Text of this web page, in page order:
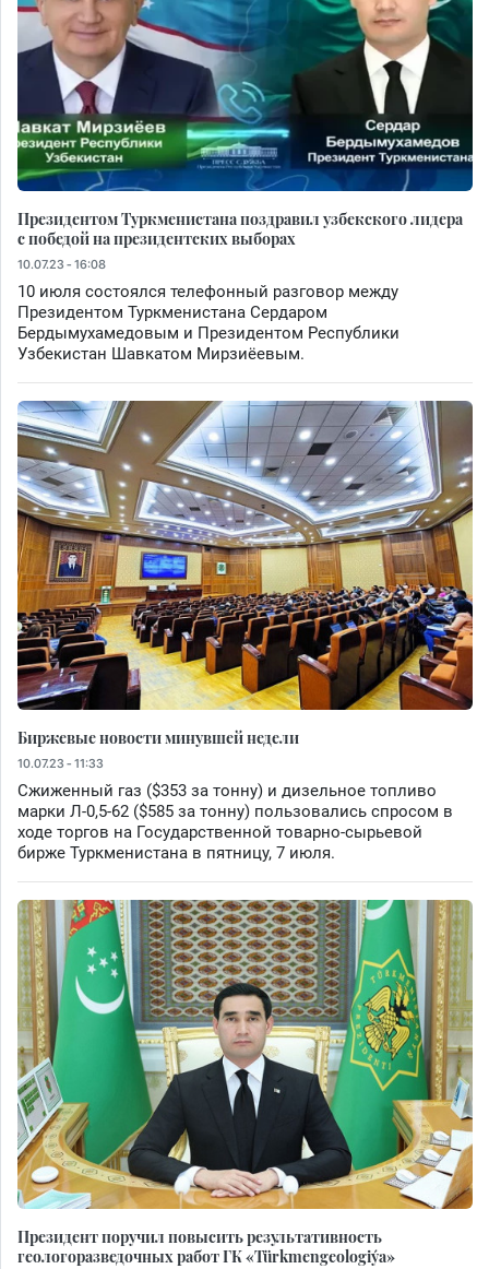
Президентом Туркменистана поздравил узбекского лидера
с победой на президентских выборах
10.07.23 - 16:08
10 июля состоялся телефонный разговор между
Президентом Туркменистана Сердаром
Бердымухамедовым и Президентом Республики
Узбекистан Шавкатом Мирзиёевым.
Биржевые новости минувшей недели
10.07.23 - 11:33
Сжиженный газ ($353 за тонну) и дизельное топливо
марки Л-0,5-62 ($585 за тонну) пользовались спросом в
ходе торгов на Государственной товарно-сырьевой
бирже Туркменистана в пятницу, 7 июля.
Президент поручил повысить результативность
геологоразведочных работ ГК «Türkmengeologiýa»